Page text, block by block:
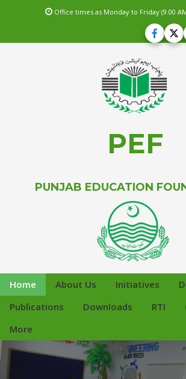
Office times as Monday to Friday (9.00
PEF
PUNJAB EDUCATION
Home About Us Initiatives
Publications
Downloads RTI
More